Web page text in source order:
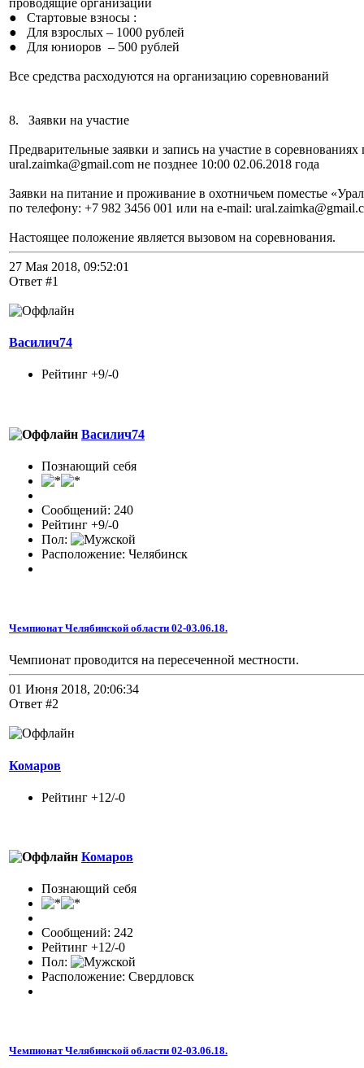
● Стартовые взносы :
● Для взрослых – 1000 рублей
● Для юниоров – 500 рублей
Все средства расходуются на организацию соревнований
8. Заявки на участие
Предварительные заявки и запись на участие в
ural.zaimka@gmail.com не позднее 10:00 02.06.2018 года
Заявки на питание и проживание в охотничьем поместье
по телефону: +7 982 3456 001 или на e-mail:
Настоящее положение является вызовом на соревнования.
27 Мая 2018, 09:52:01
Ответ #1
Василич74
Рейтинг +9/-0
Василич74
Познающий себя
Сообщений: 240
Рейтинг +9/-0
Пол:
Расположение: Челябинск
Чемпионат Челябинской области 02-03.06.18.
Чемпионат проводится на пересеченной местности.
01 Июня 2018, 20:06:34
Ответ #2
Комаров
Рейтинг +12/-0
Комаров
Познающий себя
Сообщений: 242
Рейтинг +12/-0
Пол:
Расположение: Свердловск
Чемпионат Челябинской области 02-03.06.18.